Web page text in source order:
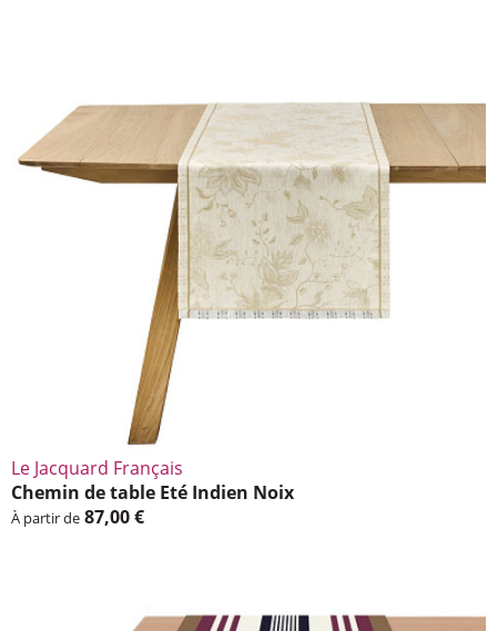
Le Jacquard Français
Chemin de table Eté Indien Noix
À partir de 87,00 €